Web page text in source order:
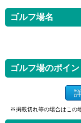
ゴルフ場名
ゴルフ場のポイン
※掲載切れ等の場合はこの